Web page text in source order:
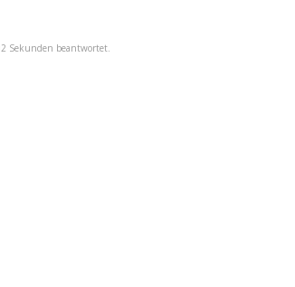
Sekunden beantwortet.